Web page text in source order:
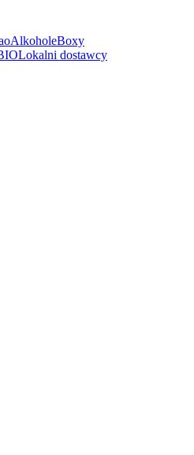
AlkoholeBoxy
Lokalni dostawcy